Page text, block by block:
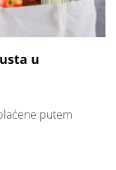
u
putem